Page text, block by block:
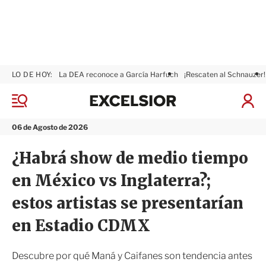
M
n
06 de Agosto de 2026
LO DE HOY: La DEA reconoce a García Harfuch ¡Rescaten al Schnauzer!
I
a
x
s
i
r
¿Habrá show de medio tiempo
en México vs Inglaterra?;
estos artistas se presentarían
en Estadio CDMX
Descubre por qué Maná y Caifanes son tendencia antes